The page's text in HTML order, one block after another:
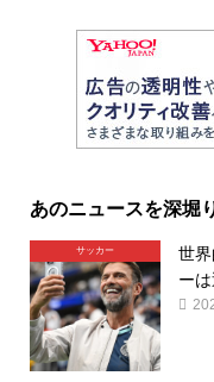
あのニュースを深堀
サッカー
世
ー